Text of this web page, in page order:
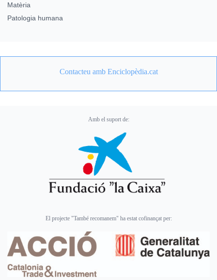
Matèria
Patologia humana
Contacteu amb Enciclopèdia.cat
Amb el suport de:
El projecte "També recomanem" ha estat cofinançat per: